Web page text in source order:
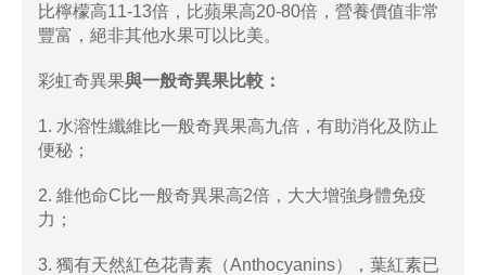
比檸檬高11-13倍，比蘋果高20-80倍，營養價值非常
豐富，絕非其他水果可以比美。
彩虹奇異果與一般奇異果比較：
1. 水溶性纖維比一般奇異果高九倍，有助消化及防止
便秘；
2. 維他命C比一般奇異果高2倍，大大增強身體免疫
力；
3. 獨有天然紅色花青素（Anthocyanins），葉紅素已